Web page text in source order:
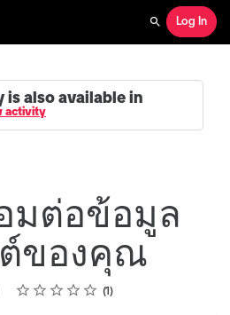
Search
Log In
is also available in
activity
มต่อข้อมูล
ของคุณ
Rating
1 star
2 stars
3 stars
4 stars
5 stars 1